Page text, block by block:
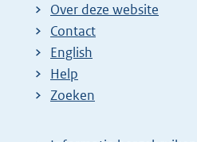
Over deze website
Contact
English
Help
Zoeken